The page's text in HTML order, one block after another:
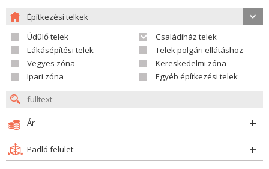
Építkezési telkek
Üdülő telek
Családiház telek
Lákásépítési telek
Telek polgári ellátáshoz
Vegyes zóna
Kereskedelmi zóna
Ipari zóna
Egyéb építkezési telek
Ár
Padló felület